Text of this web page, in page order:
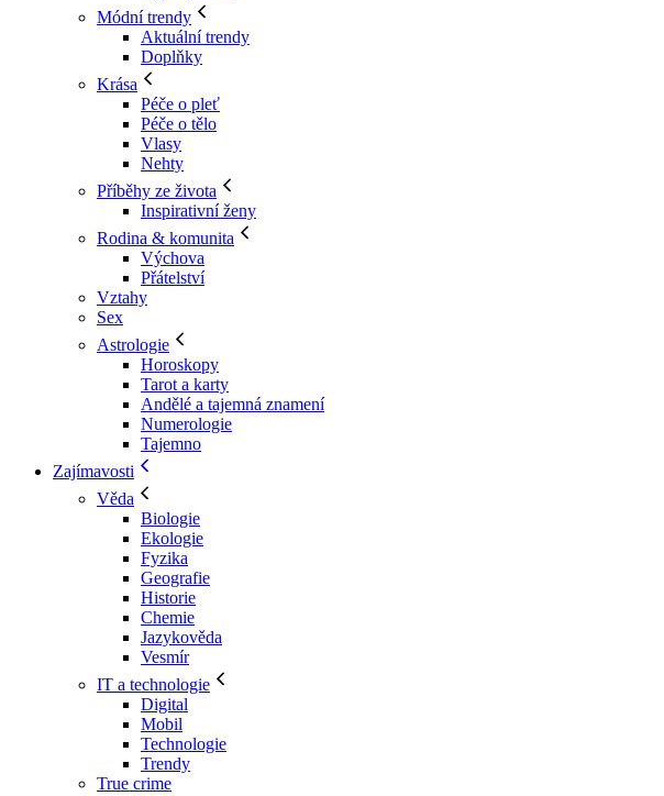
Módní trendy
Aktuální trendy
Doplňky
Krása
Péče o pleť
Péče o tělo
Vlasy
Nehty
Příběhy ze života
Inspirativní ženy
Rodina & komunita
Výchova
Přátelství
Vztahy
Sex
Astrologie
Horoskopy
Tarot a karty
Andělé a tajemná znamení
Numerologie
Tajemno
Zajímavosti
Věda
Biologie
Ekologie
Fyzika
Geografie
Historie
Chemie
Jazykověda
Vesmír
IT a technologie
Digital
Mobil
Technologie
Trendy
True crime